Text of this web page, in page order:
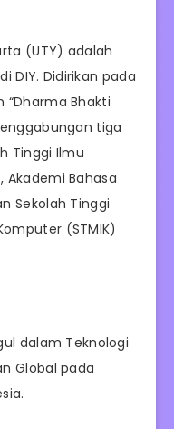
(UTY) adalah
DIY. Didirikan pada
“Dharma Bhakti
tiga
Tinggi Ilmu
Akademi Bahasa
Sekolah Tinggi
(STMIK)
dalam Teknologi
Global pada